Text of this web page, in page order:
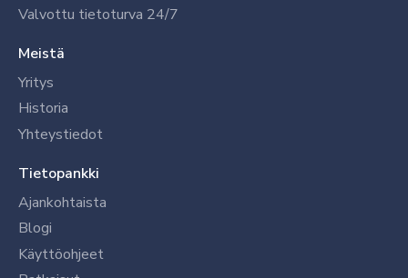
Valvottu tietoturva 24/7
Meistä
Yritys
Historia
Yhteystiedot
Tietopankki
Ajankohtaista
Blogi
Käyttöohjeet